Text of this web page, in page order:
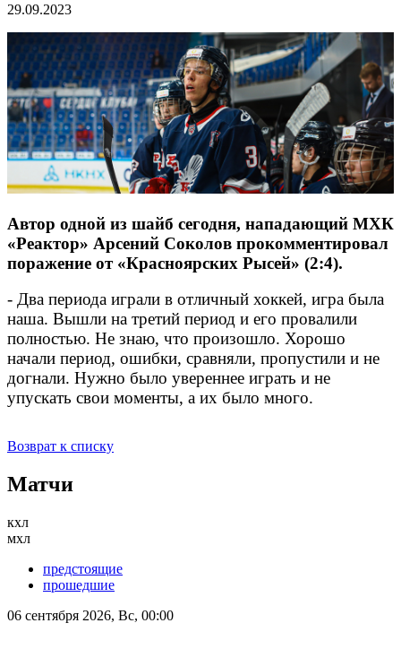
29.09.2023
Автор одной из шайб сегодня, нападающий МХК
«Реактор» Арсений Соколов прокомментировал
поражение от «Красноярских Рысей» (2:4).
- Два периода играли в отличный хоккей, игра была
наша. Вышли на третий период и его провалили
полностью. Не знаю, что произошло. Хорошо
начали период, ошибки, сравняли, пропустили и не
догнали. Нужно было увереннее играть и не
упускать свои моменты, а их было много.
Возврат к списку
Матчи
кхл
мхл
предстоящие
прошедшие
06 сентября 2026, Вс, 00:00